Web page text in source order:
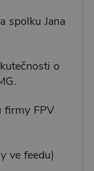
spolku Jana
o
firmy FPV
ve feedu)